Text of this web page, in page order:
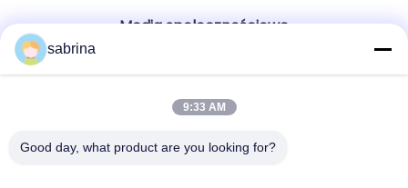
Media społecznościowe
Szybki kontakt
teren
sabrina
9:33 AM
Good day, what product are you looking for?